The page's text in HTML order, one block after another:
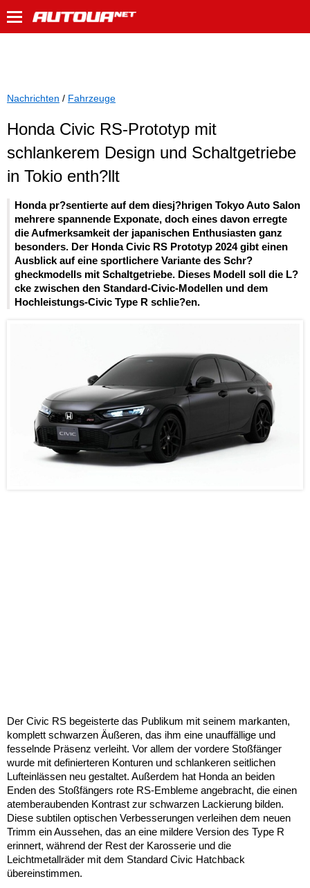
Nachrichten / Fahrzeuge
Honda Civic RS-Prototyp mit
schlankerem Design und Schaltgetriebe
in Tokio enth?llt
Honda pr?sentierte auf dem diesj?hrigen Tokyo Auto Salon
mehrere spannende Exponate, doch eines davon erregte
die Aufmerksamkeit der japanischen Enthusiasten ganz
besonders. Der Honda Civic RS Prototyp 2024 gibt einen
Ausblick auf eine sportlichere Variante des Schr?
gheckmodells mit Schaltgetriebe. Dieses Modell soll die L?
cke zwischen den Standard-Civic-Modellen und dem
Hochleistungs-Civic Type R schlie?en.
Der Civic RS begeisterte das Publikum mit seinem markanten,
komplett schwarzen Äußeren, das ihm eine unauffällige und
fesselnde Präsenz verleiht. Vor allem der vordere Stoßfänger
wurde mit definierteren Konturen und schlankeren seitlichen
Lufteinlässen neu gestaltet. Außerdem hat Honda an beiden
Enden des Stoßfängers rote RS-Embleme angebracht, die einen
atemberaubenden Kontrast zur schwarzen Lackierung bilden.
Diese subtilen optischen Verbesserungen verleihen dem neuen
Trimm ein Aussehen, das an eine mildere Version des Type R
erinnert, während der Rest der Karosserie und die
Leichtmetallräder mit dem Standard Civic Hatchback
übereinstimmen.